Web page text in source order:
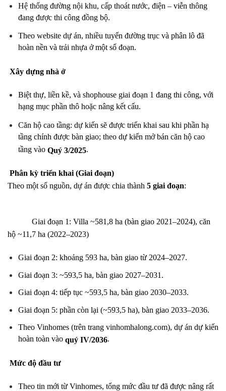
Hệ thống đường nội khu, cấp thoát nước, điện – viễn thông
đang được thi công đồng bộ.
Theo website dự án, nhiều tuyến đường trục và phân lô đã
hoàn nền và trải nhựa ở một số đoạn.
Xây dựng nhà ở
Biệt thự, liền kề, và shophouse giai đoạn 1 đang thi công, với
hạng mục phần thô hoặc nâng kết cấu.
Căn hộ cao tầng: dự kiến sẽ được triển khai sau khi phần hạ
tầng chính được bàn giao; theo dự kiến mở bán căn hộ cao
tầng vào Quý 3/2025.
Phân kỳ triển khai (Giai đoạn)
Theo một số nguồn, dự án được chia thành 5 giai đoạn:
Giai đoạn 1: Villa ~581,8 ha (bàn giao 2021–2024), căn
hộ ~11,7 ha (2022–2023)
Giai đoạn 2: khoảng 593 ha, bàn giao từ 2024–2027.
Giai đoạn 3: ~593,5 ha, bàn giao 2027–2031.
Giai đoạn 4: tiếp tục ~593,5 ha, bàn giao 2030–2033.
Giai đoạn 5: phần còn lại (~593,5 ha), bàn giao 2033–2036.
Theo Vinhomes (trên trang vinhomhalong.com), dự án dự kiến
hoàn toàn vào quý IV/2036.
Mức độ đầu tư
Theo tin mới từ Vinhomes, tổng mức đầu tư đã được nâng rất